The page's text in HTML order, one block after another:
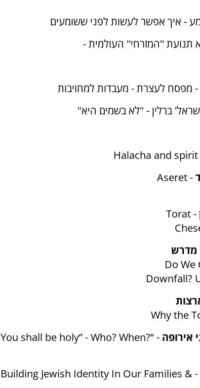
- איך אפשר לעשות לפני ששומעים
תנועת ''המזרחי'' העולמית -
- מפסח לעצרת - מעבדות למחויבות
ברלין - "לא בשמים היא"
Halacha and
-
Aseret
-
Torat
מדרש
Do We
Downfall?
Why the
אירופה - “
You shall be holy” - Who? When?
-
Building Jewish Identity In Our Families &